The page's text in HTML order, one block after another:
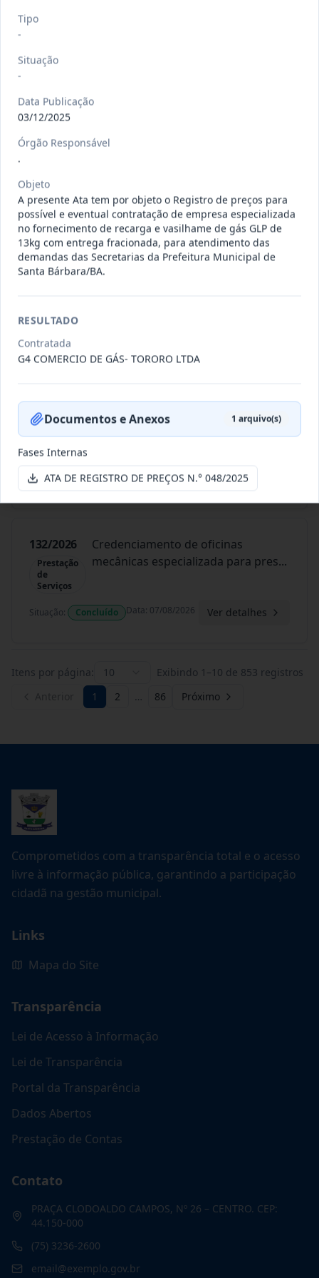
120/2026
135/2026
Serviços
Credenciamento de oficinas
Situação: Concluído Data:07/08/2026 Ver detalhes
133/2026
Serviços
Credenciamento de oficinas
Situação:
134/2026
Prestação
de
Serviços
mecânicas especializada para pres...
Situação : Concluído Data :07/08/2026 Ver detalhes
132/2026
Prestação
de
Serviços
Credenciamento de oficinas
mecânicas especializada para pres...
Situação: Concluído Data: 07/08/2026 Ver detalhes
Itens por página: 10 Exibindo 1 –10 de 853 registros
1 2 … 86 Próximo
Comprometidos com a transparência total e o acesso
livre à informação pública, garantindo a participação
cidadã na gestão municipal.
Links
Mapa do Site
Transparência
Lei de Acesso à Informação
Lei de Transparência
Portal da Transparência
Dados Abertos
Prestação de Contas
Contato
PRAÇA CLODOALDO CAMPOS, Nº 26 – CENTRO. CEP:
44.150-000
(75) 3236-2600
email@exemplo.gov.br
Tipo
-
Situação
-
Data Publicação
03/12/2025
Órgão Responsável
.
Objeto
A presente Ata tem por objeto o Registro de preços para
possível e eventual contratação de empresa especializada
no fornecimento de recarga e vasilhame de gás GLP de
13kg com entrega fracionada, para atendimento das
demandas das Secretarias da Prefeitura Municipal de
Santa Bárbara/BA.
RESULTADO
Contratada
G4 COMERCIO DE GÁS- TORORO LTDA
Documentos e Anexos 1 arquivo(s)
Fases Internas
ATA DE REGISTRO DE PREÇOS N.° 048/2025